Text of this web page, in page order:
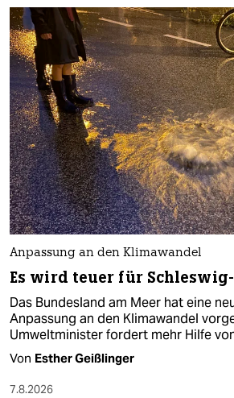
Anpassung an den Klimawandel
Es wird teuer für
Das Bundesland am Meer hat eine
Anpassung an den Klimawandel
Umweltminister fordert mehr Hilfe
Von Esther Geißlinger
7.8.2026